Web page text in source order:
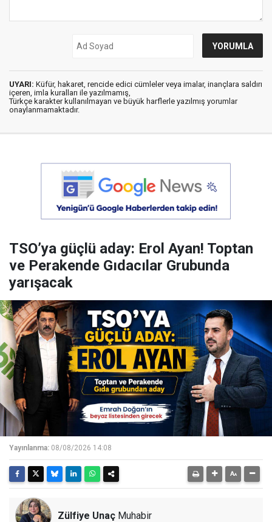
UYARI: Küfür, hakaret, rencide edici cümleler veya imalar, inançlara saldırı
içeren, imla kuralları ile yazılmamış,
Türkçe karakter kullanılmayan ve büyük harflerle yazılmış yorumlar
onaylanmamaktadır.
TSO’ya güçlü aday: Erol Ayan! Toptan
ve Perakende Gıdacılar Grubunda
yarışacak
Yayınlanma: 08/08/2026 14:08
Zülfiye Unaç Muhabir